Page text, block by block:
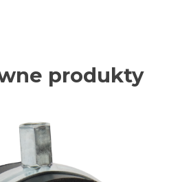
produkty